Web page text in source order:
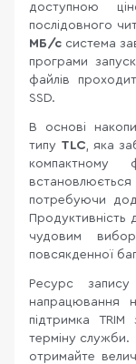
доступною
послідовного
МБ/с система
програми
файлів
SSD.
В основі
типу TLC, яка
компактному
встановлюється
потребуючи
чудовим
повсякденної
Ресурс
напрацювання
підтримка
терміну
отримайте